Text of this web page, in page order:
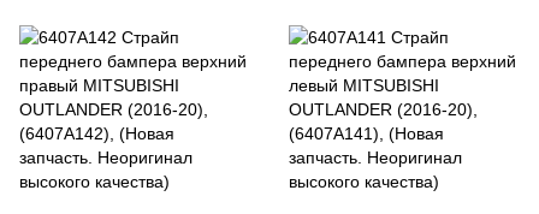
качества)
качества)